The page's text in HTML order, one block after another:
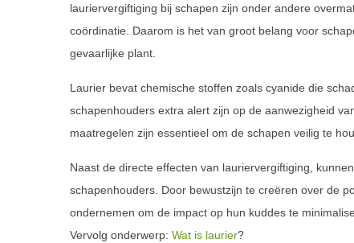
lauriervergiftiging bij schapen zijn onder andere
coördinatie. Daarom is het van groot belang voor
gevaarlijke plant.
Laurier bevat chemische stoffen zoals cyanide die
schapenhouders extra alert zijn op de aanwezigheid
maatregelen zijn essentieel om de schapen veilig te
Naast de directe effecten van lauriervergiftiging,
schapenhouders. Door bewustzijn te creëren over de
ondernemen om de impact op hun kuddes te
Vervolg onderwerp: Wat is laurier?